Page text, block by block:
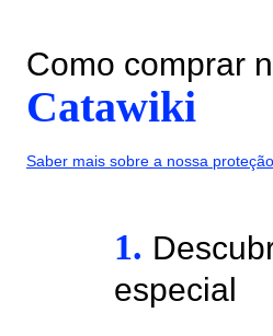
Como comprar
Catawiki
Saber mais sobre a nossa
1.
especial